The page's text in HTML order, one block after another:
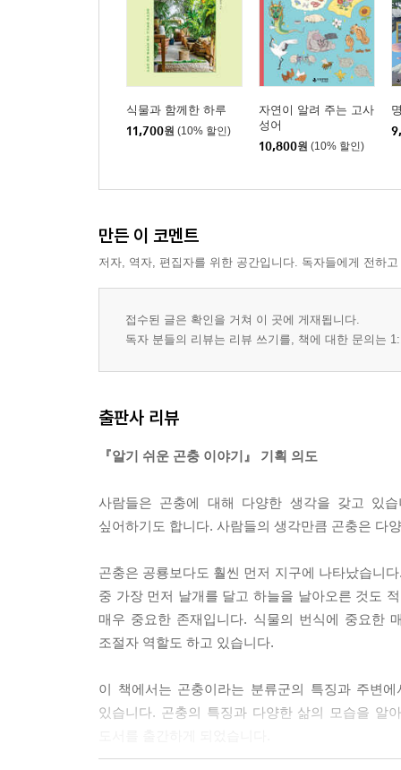
식물과 함께한 하루
11,700원 (10% 할인)
자연이 알려 주는 고사
성어
10,800원 (10% 할인)
만든 이 코멘트
저자, 역자, 편집자를 위한 공간입니다. 독자들에게 전하
접수된 글은 확인을 거쳐 이 곳에 게재됩니다.
독자 분들의 리뷰는 리뷰 쓰기를, 책에 대한 문의는
출판사 리뷰
『알기 쉬운 곤충 이야기』 기획 의도
사람들은 곤충에 대해 다양한 생각을 갖고 있
싶어하기도 합니다. 사람들의 생각만큼 곤충은 다
곤충은 공룡보다도 훨씬 먼저 지구에 나타났습니
중 가장 먼저 날개를 달고 하늘을 날아오른 것도
매우 중요한 존재입니다. 식물의 번식에 중요한
조절자 역할도 하고 있습니다.
이 책에서는 곤충이라는 분류군의 특징과 주변
있습니다. 곤충의 특징과 다양한 삶의 모습을 알